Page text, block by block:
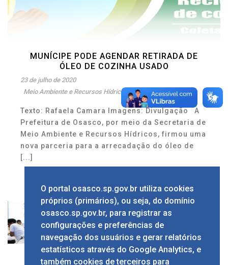
MUNÍCIPE PODE AGENDAR RETIRADA DE
ÓLEO DE COZINHA USADO
23 de julho de 2020
Meio Ambiente e Recursos Hídricos ,Osasco
Texto: Rafaela Camara Imagens: Divulgação A
Prefeitura de Osasco, por meio da Secretaria de
Meio Ambiente e Recursos Hídricos, firmou uma
nova parceria para a arrecadação do óleo de
[...]
FUMCAD LANÇA CAMPANHA PARA
PROJETOS VOLTADOS ÀS CRIANÇA E
AOS ADOLESCENTES
10 de dezembro de 2019 Cidadão ,Governo
O portal osasco.sp.gov.br utiliza cookies
próprios (primários), ou seja, do domínio
osasco.sp.gov.br, para registrar as
configurações e preferências de
navegação dos usuários e gerar relatórios
estatísticos através do Google Analytics, e
também cookies de terceiros para